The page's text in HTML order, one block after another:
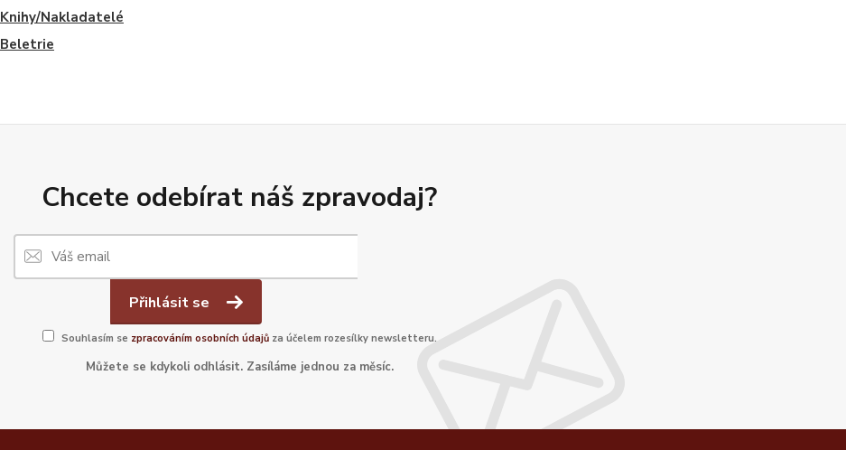
Knihy/Nakladatelé
Beletrie
Chcete odebírat náš zpravodaj?
Přihlásit se
Souhlasím se zpracováním osobních údajůza účelem rozesílky newsletteru.
Můžete se kdykoli odhlásit. Zasíláme jednou za měsíc.